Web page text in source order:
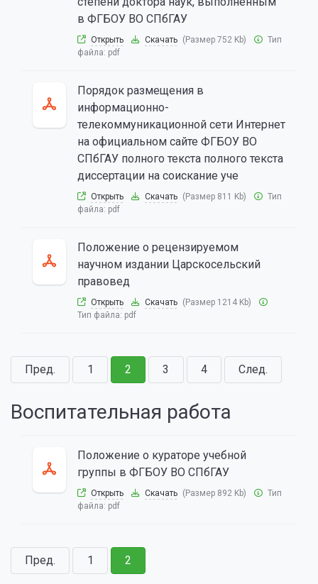
в ФГБОУ ВО СПбГАУ
Открыть Скачать (Размер 752 Kb)
Тип
файла: pdf
Порядок размещения в
информационно-
телекоммуникационной сети Интернет
на официальном сайте ФГБОУ ВО
СПбГАУ полного текста полного текста
диссертации на соискание уче
Открыть Скачать (Размер 811 Kb)
Тип
файла: pdf
Положение о рецензируемом
научном издании Царскосельский
правовед
Открыть Скачать (Размер 1214 Kb)
Тип файла: pdf
Пред. 1 2 3 4 След.
Воспитательная работа
Положение о кураторе учебной
группы в ФГБОУ ВО СПбГАУ
Открыть Скачать (Размер 892 Kb)
Тип
файла: pdf
Пред. 1 2